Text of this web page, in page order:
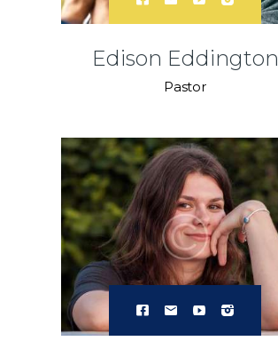
Edison Eddington
Pastor